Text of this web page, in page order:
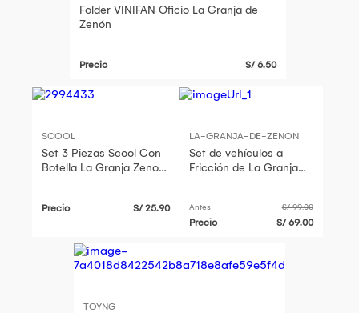
Folder VINIFAN Oficio La Granja de
Zenón
Precio S/ 6.50
SCOOL
Set 3 Piezas Scool Con
Botella La Granja Zenon
Precio S/ 25.90
LA-GRANJA-DE-ZENON
Set de vehículos a
Fricción de La Granja
Antes S/ 99.00
Precio S/ 69.00
TOYNG